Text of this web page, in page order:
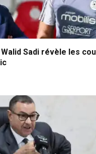
Walid Sadi révèle les